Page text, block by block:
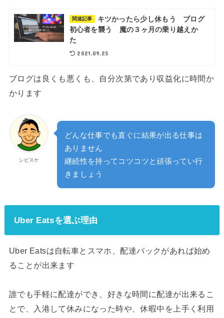
関連記事
キツかったら少し休もう ブログ
初心者を襲う 魔の３ヶ月の乗り越えか
た
2021.09.25
ブログは良くも悪くも、自分次第であり収益化に時間か
かります
シビスケ
どんな仕事でも直ぐに結果が出る仕事は
ありません
継続性を持ってコツコツと頑張ってい行
きましょう
Uber Eatsを選ぶ理由
Uber Eatsは自転車とスマホ、配達バックがあれば始め
ることが出来ます
誰でも手軽に配達ができ、好きな時間に配達が出来るこ
とで、入港して休みになった時や、休暇中を上手く利用